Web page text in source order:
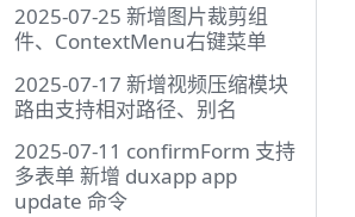
2025-07-25 新增图片裁剪组
件、ContextMenu右键菜单
2025-07-17 新增视频压缩模块
路由支持相对路径、别名
2025-07-11 confirmForm 支持
多表单 新增 duxapp app
update 命令